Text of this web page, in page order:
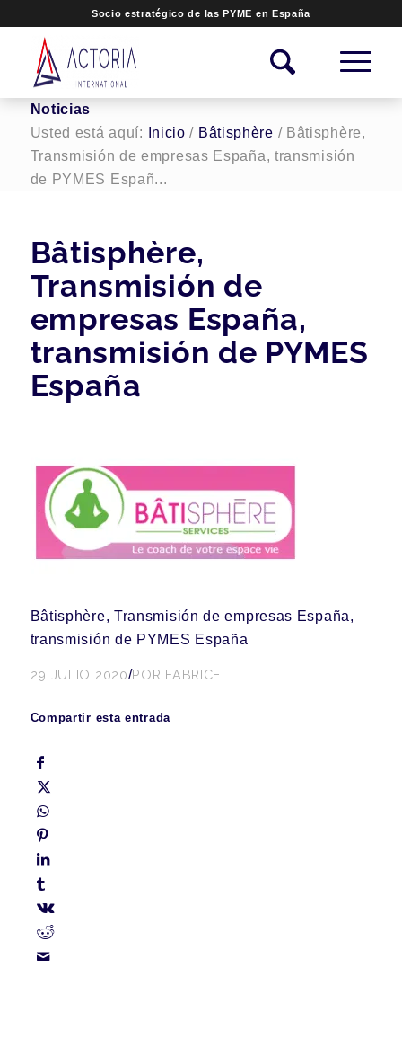
Socio estratégico de las PYME en España
Noticias
Usted está aquí:
Inicio / Bâtisphère / Bâtisphère,
Transmisión de empresas España, transmisión
de PYMES Españ...
Bâtisphère,
Transmisión de
empresas España,
transmisión de PYMES
España
Bâtisphère, Transmisión de empresas España,
transmisión de PYMES España
29 JULIO 2020/POR FABRICE
Compartir esta entrada